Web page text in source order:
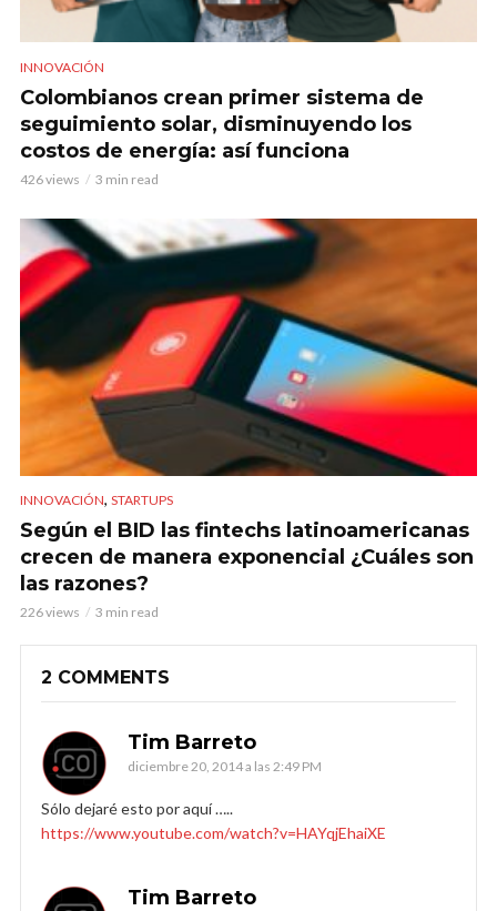
INNOVACIÓN
Colombianos crean primer sistema de
seguimiento solar, disminuyendo los
costos de energía: así funciona
426 views 3 min read
INNOVACIÓN, STARTUPS
Según el BID las fintechs latinoamericanas
crecen de manera exponencial ¿Cuáles son
las razones?
226 views 3 min read
2 COMMENTS
Tim Barreto
diciembre 20, 2014 a las 2:49 PM
Sólo dejaré esto por aquí …..
https://www.youtube.com/watch?v=HAYqjEhaiXE
Tim Barreto